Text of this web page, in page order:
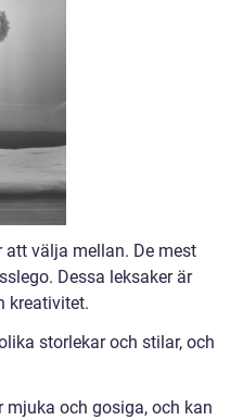
att välja mellan. De mest
Dessa leksaker är
kreativitet.
storlekar och stilar, och
mjuka och gosiga, och kan